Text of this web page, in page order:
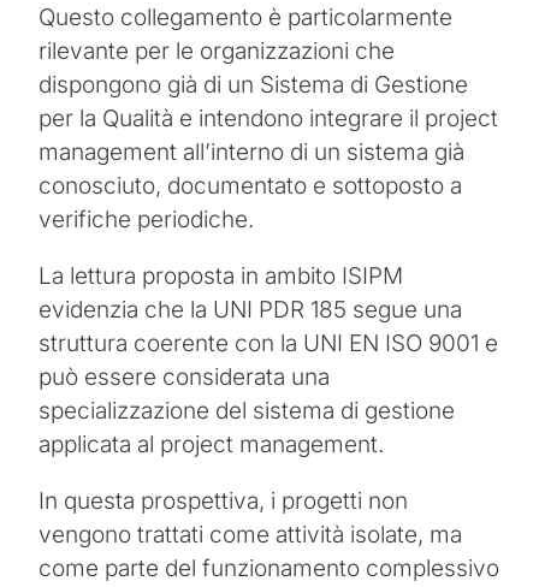
Questo collegamento è particolarmente
rilevante per le organizzazioni che
dispongono già di un Sistema di Gestione
per la Qualità e intendono integrare il project
management all’interno di un sistema già
conosciuto, documentato e sottoposto a
verifiche periodiche.
La lettura proposta in ambito ISIPM
evidenzia che la UNI PDR 185 segue una
struttura coerente con la UNI EN ISO 9001 e
può essere considerata una
specializzazione del sistema di gestione
applicata al project management.
In questa prospettiva, i progetti non
vengono trattati come attività isolate, ma
come parte del funzionamento complessivo